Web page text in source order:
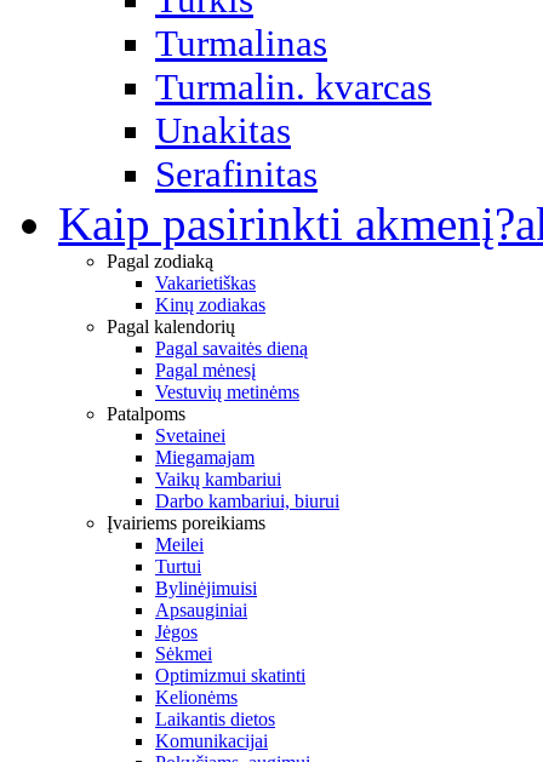
Turmalinas
Turmalin. kvarcas
Unakitas
Serafinitas
Kaip pasirinkti akmenį?
Pagal zodiaką
Vakarietiškas
Kinų zodiakas
Pagal kalendorių
Pagal savaitės dieną
Pagal mėnesį
Vestuvių metinėms
Patalpoms
Svetainei
Miegamajam
Vaikų kambariui
Darbo kambariui, biurui
Įvairiems poreikiams
Meilei
Turtui
Bylinėjimuisi
Apsauginiai
Jėgos
Sėkmei
Optimizmui skatinti
Kelionėms
Laikantis dietos
Komunikacijai